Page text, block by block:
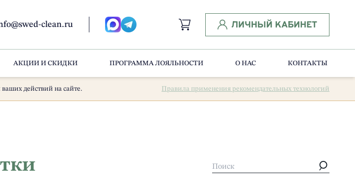
clean.ru ЛИЧНЫЙ КАБИНЕТ
АКЦИИ И СКИДКИ ПРОГРАММА ЛОЯЛЬНОСТИ О НАС КОНТАКТЫ
действий на сайте. Правила применения рекомендательных технологий